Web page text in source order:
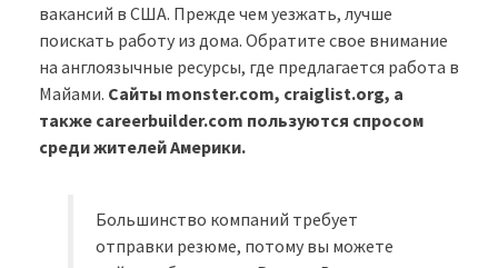
вакансий в США. Прежде чем уезжать, лучше
поискать работу из дома. Обратите свое внимание
на англоязычные ресурсы, где предлагается работа в
Майами. Сайты monster.com, craiglist.org, а
также careerbuilder.com пользуются спросом
среди жителей Америки.
Большинство компаний требует
отправки резюме, потому вы можете